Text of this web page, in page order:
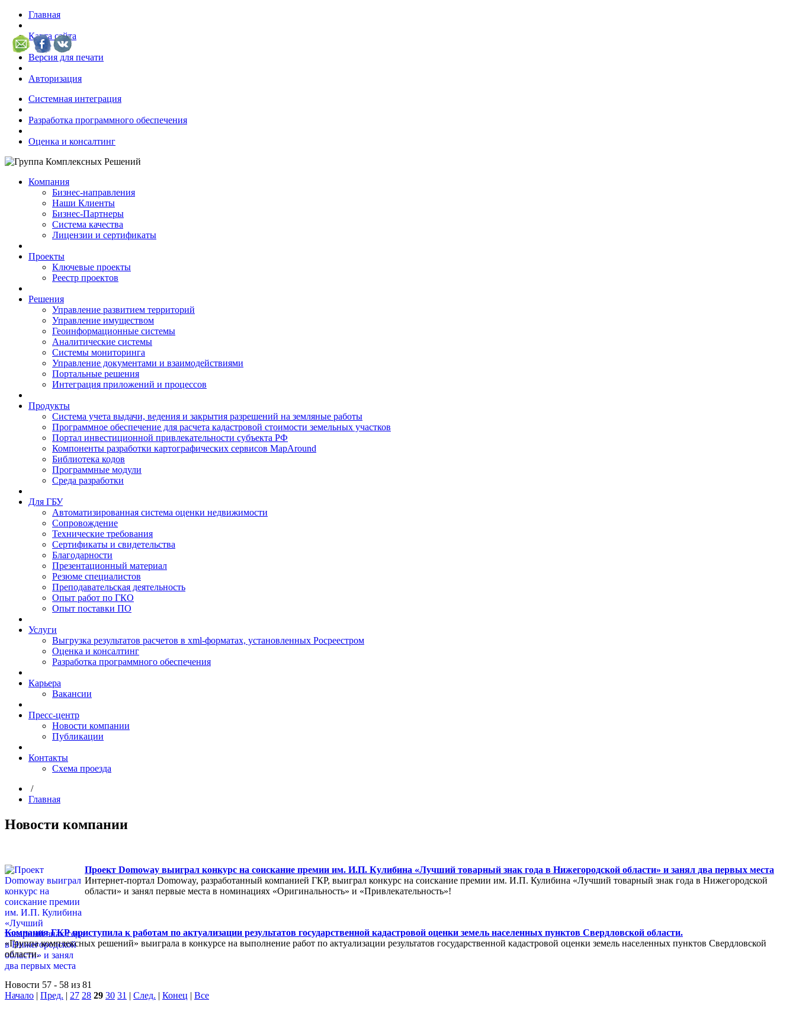
Главная
Карта сайта
Версия для печати
Авторизация
Системная интеграция
Разработка программного обеспечения
Оценка и консалтинг
Компания
Бизнес-направления
Наши Клиенты
Бизнес-Партнеры
Система качества
Лицензии и сертификаты
Проекты
Ключевые проекты
Реестр проектов
Решения
Управление развитием территорий
Управление имуществом
Геоинформационные системы
Аналитические системы
Системы мониторинга
Управление документами и взаимодействиями
Портальные решения
Интеграция приложений и процессов
Продукты
Система учета выдачи, ведения и закрытия разрешений на земляные работы
Программное обеспечение для расчета кадастровой стоимости земельных участков
Портал инвестиционной привлекательности субъекта РФ
Компоненты разработки картографических сервисов MapAround
Библиотека кодов
Программные модули
Среда разработки
Для ГБУ
Автоматизированная система оценки недвижимости
Сопровождение
Технические требования
Сертификаты и свидетельства
Благодарности
Презентационный материал
Резюме специалистов
Преподавательская деятельность
Опыт работ по ГКО
Опыт поставки ПО
Услуги
Выгрузка результатов расчетов в xml-форматах, установленных Росреестром
Оценка и консалтинг
Разработка программного обеспечения
Карьера
Вакансии
Пресс-центр
Новости компании
Публикации
Контакты
Схема проезда
/
Главная
Новости компании
Проект Domoway выиграл конкурс на соискание премии им. И.П. Кулибина «Лучший товарный знак года в Нижегородской области» и занял два первых места
Интернет-портал Domoway, разработанный компанией ГКР, выиграл конкурс на соискание премии им. И.П. Кулибина «Лучший товарный знак года в Нижегородской
области» и занял первые места в номинациях «Оригинальность» и «Привлекательность»!
Компания ГКР приступила к работам по актуализации результатов государственной кадастровой оценки земель населенных пунктов Свердловской области.
«Группа комплексных решений» выиграла в конкурсе на выполнение работ по актуализации результатов государственной кадастровой оценки земель населенных пунктов Свердловской
области.
Новости 57 - 58 из 81
Начало | Пред. | 27 28 29 30 31 | След. | Конец | Все